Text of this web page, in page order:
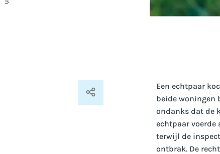
Een echtpaar
beide woningen
ondanks dat de
echtpaar
terwijl de
ontbrak. De